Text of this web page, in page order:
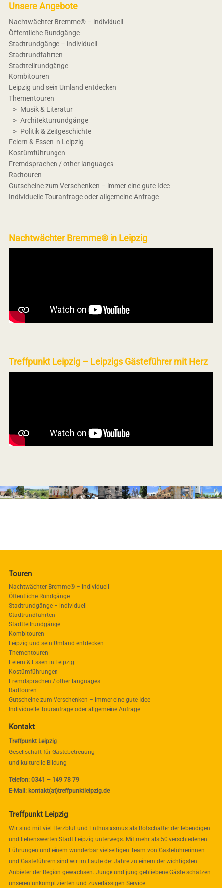
Unsere Angebote
Nachtwächter Bremme® – individuell
Öffentliche Rundgänge
Stadtrundgänge – individuell
Stadtrundfahrten
Stadtteilrundgänge
Kombitouren
Leipzig und sein Umland entdecken
Thementouren
Musik & Literatur
Architekturrundgänge
Politik & Zeitgeschichte
Feiern & Essen in Leipzig
Kostümführungen
Fremdsprachen / other languages
Radtouren
Gutscheine zum Verschenken – immer eine gute Idee
Individuelle Touranfrage oder allgemeine Anfrage
Nachtwächter Bremme® in Leipzig
Treffpunkt Leipzig – Leipzigs Gästeführer mit Herz
Touren
Nachtwächter Bremme® – individuell
Öffentliche Rundgänge
Stadtrundgänge – individuell
Stadtrundfahrten
Stadtteilrundgänge
Kombitouren
Leipzig und sein Umland entdecken
Thementouren
Feiern & Essen in Leipzig
Kostümführungen
Fremdsprachen / other languages
Radtouren
Gutscheine zum Verschenken – immer eine gute Idee
Individuelle Touranfrage oder allgemeine Anfrage
Kontakt
Treffpunkt Leipzig
Gesellschaft für Gästebetreuung
und kulturelle Bildung
Telefon: 0341 – 149 78 79
E-Mail: kontakt(at)treffpunktleipzig.de
Treffpunkt Leipzig
Wir sind mit viel Herzblut und Enthusiasmus als Botschafter der lebendigen
und liebenswerten Stadt Leipzig unterwegs. Mit mehr als 50 verschiedenen
Führungen und einem wunderbar vielseitigen Team von Gästeführerinnen
und Gästeführern sind wir im Laufe der Jahre zu einem der wichtigsten
Anbieter der Region gewachsen. Junge und jung gebliebene Gäste schätzen
unseren unkomplizierten und zuverlässigen Service.